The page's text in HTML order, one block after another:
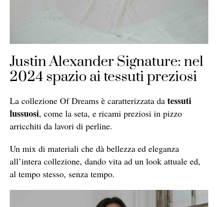
Justin Alexander Signature: nel
2024 spazio ai tessuti preziosi
La collezione Of Dreams è caratterizzata da tessuti
lussuosi, come la seta, e ricami preziosi in pizzo
arricchiti da lavori di perline.
Un mix di materiali che dà bellezza ed eleganza
all’intera collezione, dando vita ad un look attuale ed,
al tempo stesso, senza tempo.